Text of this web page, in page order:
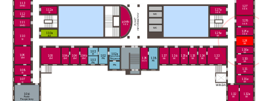
PN
WC
WC
102
PN
102a
Kancelaria
Niejawna
103
PI
103
PN
104
SM
104a
SM
104b
SM
105
SM
106
Punkt
Paszportowy
107
SI
108
SI
109
SM
110
SI
110a
AS
111
SMD
112
SM
112a
SI
113
SMD 127
SOK
127a
SOK
128
SOK
128a
SK
129a
SOK
130
SK
130a
SK
131
SK
131a
SK
132
SK
132a
SK
133
SK
134
SK
135
SK
135a
SK
136
SK
137
SA
138
PK
139
SOS
p.info
SOS
129
SK